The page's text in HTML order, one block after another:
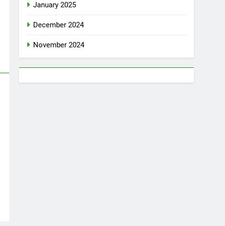
January 2025
December 2024
November 2024